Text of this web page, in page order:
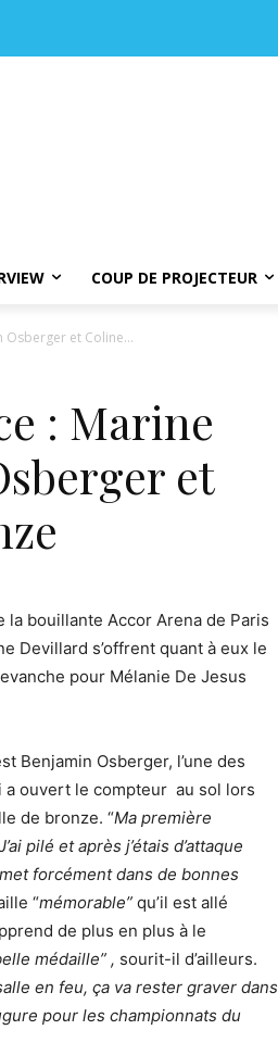
COUP DE PROJECTEUR
Osberger et Coline...
: Marine
et
bouillante Accor Arena de Paris
Devillard s’offrent quant à eux le
pour Mélanie De Jesus
Benjamin Osberger, l’une des
a ouvert le compteur au sol lors
de bronze. “Ma première
pilé et après j’étais d’attaque
forcément dans de bonnes
“mémorable” qu’il est allé
de plus en plus à le
médaille” , sourit-il d’ailleurs.
en feu, ça va rester graver dans
pour les championnats du